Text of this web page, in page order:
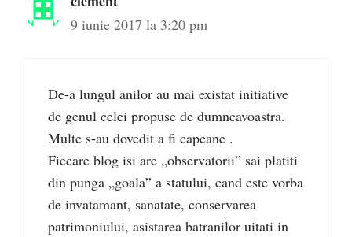
9 iunie 2017 la 3:20 pm
De-a lungul anilor au mai existat initiative
de genul celei propuse de dumneavoastra.
Multe s-au dovedit a fi capcane .
Fiecare blog isi are „observatorii” sai platiti
din punga „goala” a statului, cand este vorba
de invatamant, sanatate, conservarea
patrimoniului, asistarea batranilor uitati in